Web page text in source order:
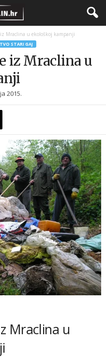
iz Mraclina u ekološkoj kampanji
STARI GAJ
iz Mraclina u
2015.
Mraclina u